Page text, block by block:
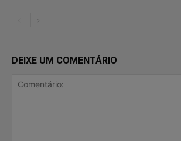
DEIXE UM COMENTÁRIO